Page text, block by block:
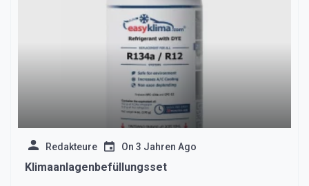
Redakteure On 3 Jahren Ago
Klimaanlagenbefüllungsset